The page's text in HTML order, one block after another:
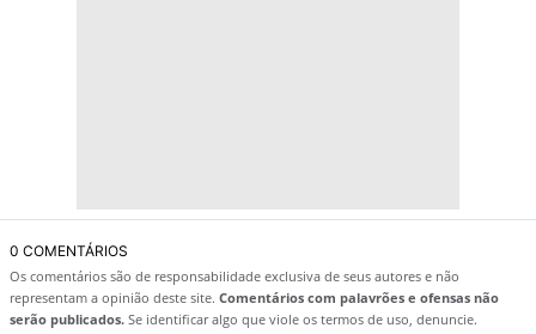
0 COMENTÁRIOS
Os comentários são de responsabilidade exclusiva de seus autores e não
representam a opinião deste site. Comentários com palavrões e ofensas não
serão publicados. Se identificar algo que viole os termos de uso, denuncie.